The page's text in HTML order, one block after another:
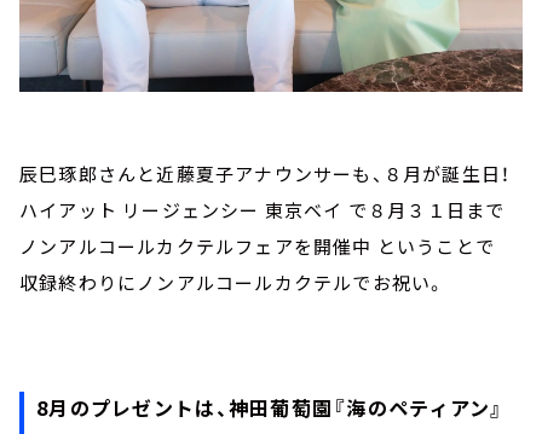
辰巳琢郎さんと近藤夏子アナウンサーも、８月が誕生日！
ハイアット リージェンシー 東京ベイ で８月３１日まで
ノンアルコールカクテルフェアを開催中 ということで
収録終わりにノンアルコールカクテルでお祝い。
8月のプレゼントは、神田葡萄園『海のペティアン』